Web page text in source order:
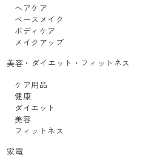
ヘアケア
ベースメイク
ボディケア
メイクアップ
美容・ダイエット・フィットネス
ケア用品
健康
ダイエット
美容
フィットネス
家電